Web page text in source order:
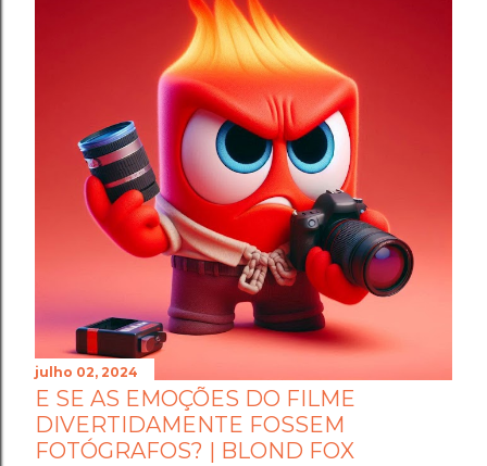
julho 02, 2024
E SE AS EMOÇÕES DO FILME
DIVERTIDAMENTE FOSSEM
FOTÓGRAFOS? | BLOND FOX